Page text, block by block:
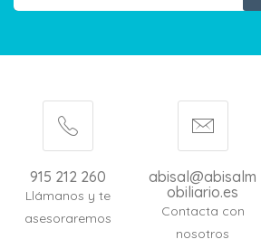
915 212 260
Llámanos y te
asesoraremos
abisal@abisalm
obiliario.es
Contacta con
nosotros